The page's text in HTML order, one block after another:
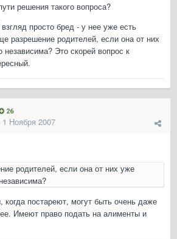
решения такого вопроса?
просто бред - у нее уже есть
разрешение родителей, если она от них
Это скорей вопрос к
26
1 Ноября 2007
родителей, если она от них уже
когда постареют, могут быть очень даже
Имеют право подать на алименты и